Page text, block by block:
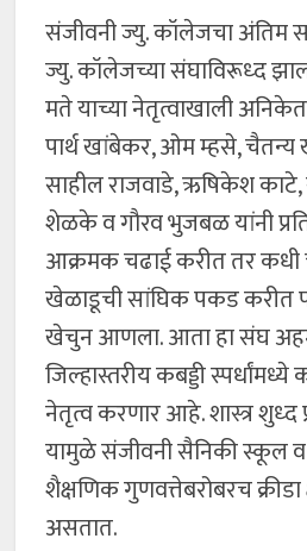
संजीवनी ज्यु. कॉलेजचा अंतिम
ज्यु. कॉलेजच्या संघाविरूध्द
मते याच्या नेतृत्वाखाली
पार्थ खांबेकर, ओम म्हसे,
साहील राजवाडे, ऋषिकेश
शेळके व गौरव भुजबळ यांनी
आक्रमक चढाई करीत तर
खेळाडूची सांघिक पकड करीत
खेचुन आणला. आता हा संघ
जिल्हास्तरीय कबड्डी
नेतृत्व करणार आहे. शास्त्र शुध्द
यामुळे संजीवनी सैनिकी स्कूल
शैक्षणिक गुणवत्तेबरोबरच क्रीडा
असतात.